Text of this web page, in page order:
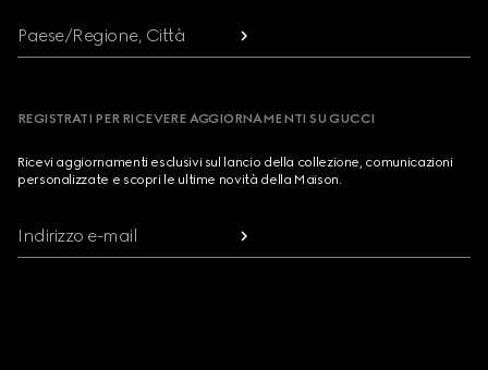
Paese/Regione, Città
REGISTRATI PER RICEVERE AGGIORNAMENTI SU GUCCI
Ricevi aggiornamenti esclusivi sul lancio della collezione, comunicazioni
personalizzate e scopri le ultime novità della Maison.
Indirizzo e-mail